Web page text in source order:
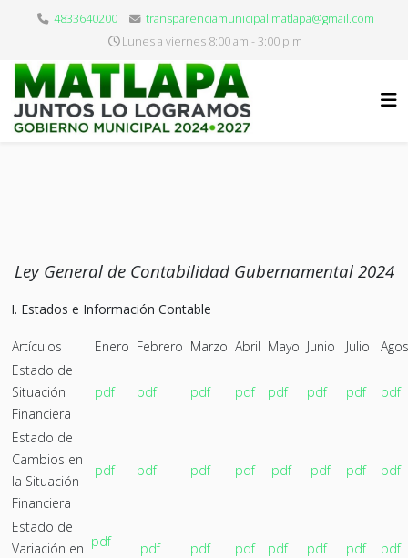
4833640200
transparenciamunicipal.matlapa@gmail.com
Lunes a viernes 8:00 am - 3:00 p.m
Ley General de Contabilidad Gubernamental 2024
I. Estados e Información Contable
Artículos Enero Febrero Marzo Abril Mayo Junio Julio
Estado de
Situación
Financiera
pdf pdf pdf pdf pdf pdf pdf pdf
Estado de
Cambios en
la Situación
Financiera
pdf pdf pdf pdf pdf pdf pdf pdf
Estado de
Variación en pdf pdf pdf pdf pdf pdf pdf pdf